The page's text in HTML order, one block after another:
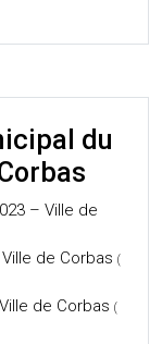
du
– Ville de
de Corbas (
de Corbas (